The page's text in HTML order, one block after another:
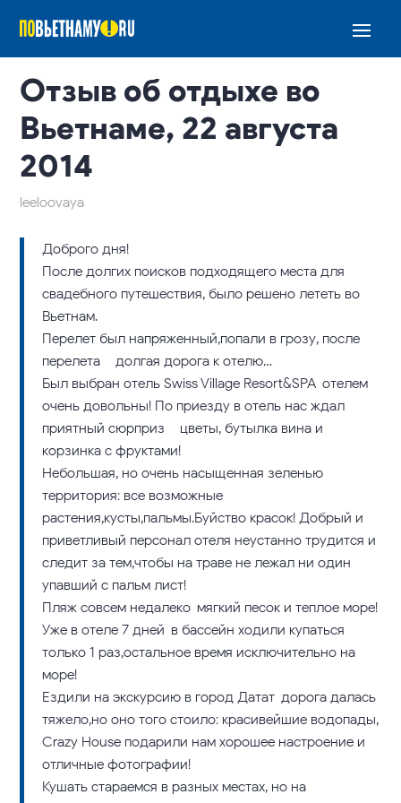
Отзыв об отдыхе во
Вьетнаме, 22 августа
2014
leeloovaya
Доброго дня!
После долгих поисков подходящего места для
свадебного путешествия, было решено лететь во
Вьетнам.
Перелет был напряженный,попали в грозу, после
перелета – долгая дорога к отелю…
Был выбран отель Swiss Village Resort&SPA-отелем
очень довольны! По приезду в отель нас ждал
приятный сюрприз – цветы, бутылка вина и
корзинка с фруктами!
Небольшая, но очень насыщенная зеленью
территория: все возможные
растения,кусты,пальмы.Буйство красок! Добрый и
приветливый персонал отеля неустанно трудится и
следит за тем,чтобы на траве не лежал ни один
упавший с пальм лист!
Пляж совсем недалеко-мягкий песок и теплое море!
Уже в отеле 7 дней-в бассейн ходили купаться
только 1 раз,остальное время исключительно на
море!
Ездили на экскурсию в город Датат-дорога далась
тяжело,но оно того стоило: красивейшие водопады,
Crazy House подарили нам хорошее настроение и
отличные фотографии!
Кушать стараемся в разных местах, но на